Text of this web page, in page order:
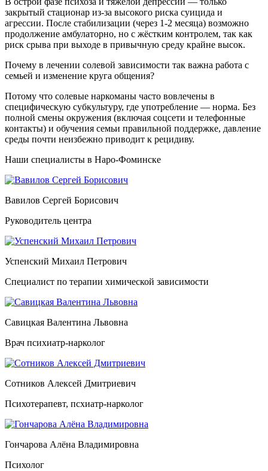
закрытый стационар из-за высокого риска суицида и
агрессии. После стабилизации (через 1-2 месяца) возможно
продолжение амбулаторно, но с жёстким контролем, так как
риск срыва при выходе в привычную среду крайне высок.
Почему в лечении солевой зависимости так важна работа с
семьей и изменение круга общения?
Потому что солевые наркоманы часто вовлечены в
специфическую субкультуру, где употребление — норма. Без
полной смены окружения (включая соцсети и телефонные
контакты) и обучения семьи правильной поддержке, давление
среды почти неизбежно приводит к рецидиву.
Наши специалисты в Наро-Фоминске
Вавилов Сергей Борисович
Руководитель центра
Успенский Михаил Петрович
Специалист по терапии химической зависимости
Савицкая Валентина Львовна
Врач психиатр-нарколог
Сотников Алексей Дмитриевич
Психотерапевт, псхиатр-нарколог
Гончарова Алёна Владимировна
Психолог